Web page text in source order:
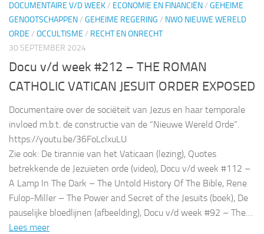
DOCUMENTAIRE V/D WEEK/ ECONOMIE EN FINANCIËN/ GEHEIME
GENOOTSCHAPPEN/ GEHEIME REGERING / NWO NIEUWE WERELD
ORDE / OCCULTISME / RECHT EN ONRECHT
30 SEPTEMBER 2024
Docu v/d week #212 – THE ROMAN
CATHOLIC VATICAN JESUIT ORDER EXPOSED
Documentaire over de sociëteit van Jezus en haar temporale
invloed m.b.t. de constructie van de “Nieuwe Wereld Orde”.
https://youtu.be/36FoLclxuLU
Zie ook: De tirannie van het Vaticaan (lezing), Quotes
betrekkende de Jezuïeten orde (video), Docu v/d week #112 –
A Lamp In The Dark – The Untold History Of The Bible, Rene
Fulop-Miller – The Power and Secret of the Jesuits (boek), De
pauselijke bloedlijnen (afbeelding), Docu v/d week #92 – The…
Lees meer